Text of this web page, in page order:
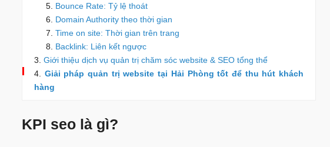
Bounce Rate: Tỷ lệ thoát
Domain Authority theo thời gian
Time on site: Thời gian trên trang
Backlink: Liên kết ngược
Giới thiệu dịch vụ quản trị chăm sóc website & SEO tổng thể
Giải pháp quản trị website tại Hải Phòng tốt để thu hút khách
hàng
KPI seo là gì?